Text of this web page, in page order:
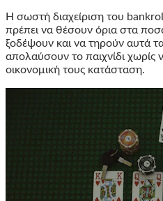
Η σωστή διαχείριση του
πρέπει να θέσουν όρια στα
ξοδέψουν και να τηρούν αυτά
απολαύσουν το παιχνίδι χωρίς
οικονομική τους κατάσταση.